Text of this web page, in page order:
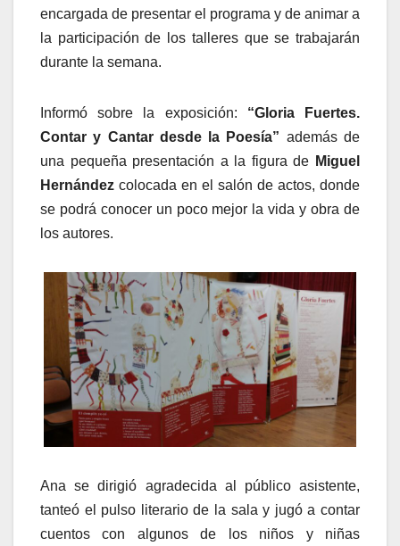
encargada de presentar el programa y de animar a
la participación de los talleres que se trabajarán
durante la semana.
Informó sobre la exposición: “Gloria Fuertes.
Contar y Cantar desde la Poesía” además de
una pequeña presentación a la figura de Miguel
Hernández colocada en el salón de actos, donde
se podrá conocer un poco mejor la vida y obra de
los autores.
Ana se dirigió agradecida al público asistente,
tanteó el pulso literario de la sala y jugó a contar
cuentos con algunos de los niños y niñas